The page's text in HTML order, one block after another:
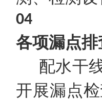
04
各项漏点
配水干
开展漏点